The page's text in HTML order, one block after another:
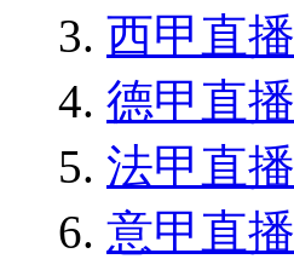
西甲直播
德甲直播
法甲直播
意甲直播